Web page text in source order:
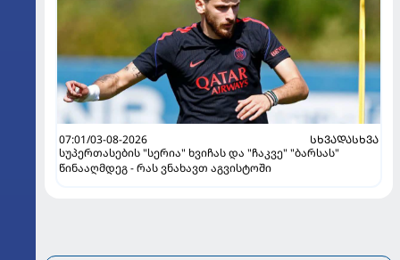
07:01/03-08-2026
ᲡᲮᲕᲐᲓᲐᲡᲮᲕᲐ
სუპერთასების "სერია" ხვიჩას და "ჩაკვე" "ბარსას"
წინააღმდეგ - რას ვნახავთ აგვისტოში